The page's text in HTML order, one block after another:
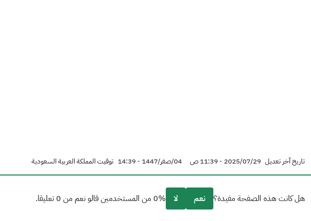
تاريخ آخر تعديل 2025/07/29 - 11:39 ص 04/صفر/1447 - 14:39 توقيت المملكة العربية السعودية
هل كانت هذه الصفحة مفيدة؟ نعم لا 0% من المستخدمين قالو نعم من 0 تعليقا.